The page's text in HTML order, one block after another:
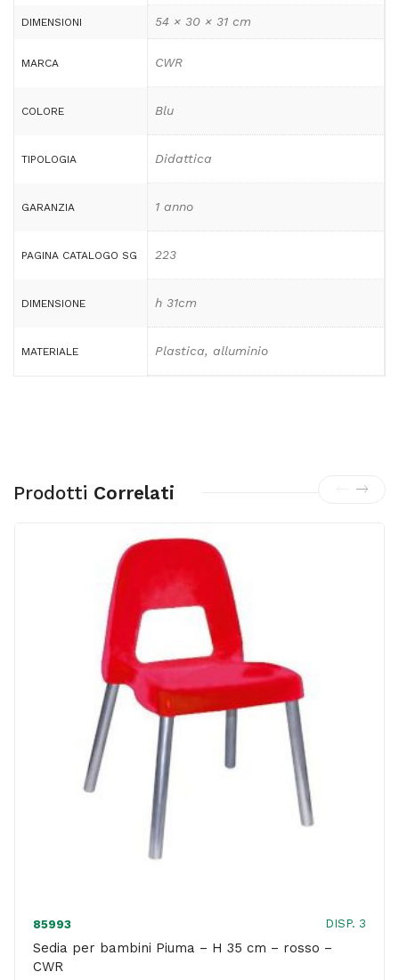
DIMENSIONI 54 × 30 × 31 cm
MARCA CWR
COLORE Blu
TIPOLOGIA Didattica
GARANZIA 1 anno
PAGINA CATALOGO SG 223
DIMENSIONE h 31cm
MATERIALE Plastica, alluminio
Prodotti Correlati
85993 DISP. 3
Sedia per bambini Piuma – H 35 cm – rosso –
CWR